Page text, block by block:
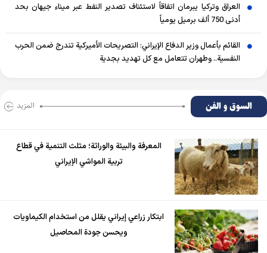
العراق وتركيا يبرمان اتفاقاً لاستئناف تصدير النفط عبر ميناء جيهان بحد
أدنى 750 ألف برميل يومياً
القائم بأعمال وزير الدفاع الإيراني: التصريحات الأميركية تندرج ضمن الحرب
النفسية.. وطهران تتعامل مع كل تهديد بجدية
السوق و الفن المزید
المعرفة والبيئة والوراثة؛ مثلث التنمية في قطاع
تربية المواشي الإيراني
ابتكار زراعي إيراني يقلل من استخدام الكيماويات
ويحسن جودة المحاصيل